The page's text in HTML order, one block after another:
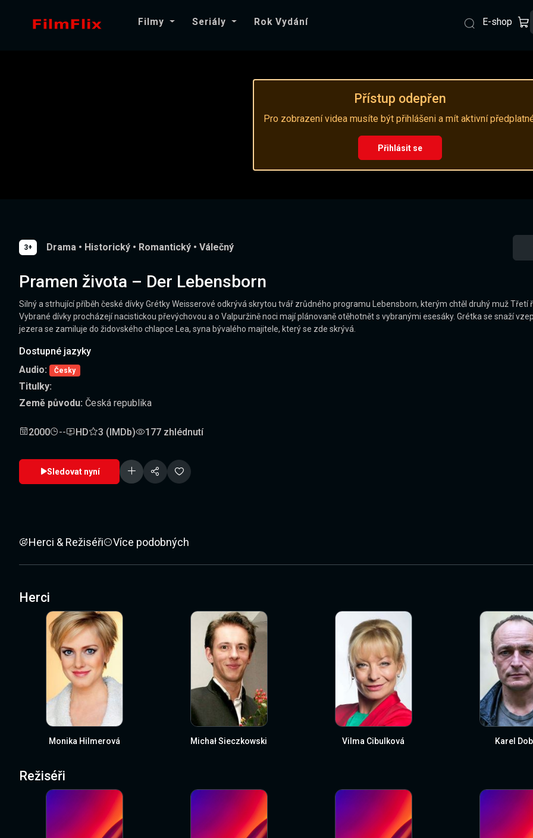
Filmy Seriály Rok Vydání E-shop
Přístup odepřen
Pro zobrazení videa musíte být přihlášeni a mít aktivní
Přihlásit se
3+ Drama • Historický • Romantický • Válečný
Pramen života – Der Lebensborn
Silný a strhující příběh české dívky Grétky Weisserové odkrývá skrytou tvář zrůdného programu Lebensborn, kterým chtěl druhý muž
Vybrané dívky procházejí nacistickou převýchovou a o Valpuržině noci mají plánovaně otěhotnět s vybranými esesáky. Grétka se snaží
jezera se zamiluje do židovského chlapce Lea, syna bývalého majitele, který se zde skrývá.
Dostupné jazyky
Audio:
Česky
Titulky:
Země původu: Česká republika
2000 -- HD 3 (IMDb) 177 zhlédnutí
Sledovat nyní
Herci & Režiséři Více podobných
Herci
Monika Hilmerová Michał Sieczkowski Vilma Cibulková Karel
Režiséři